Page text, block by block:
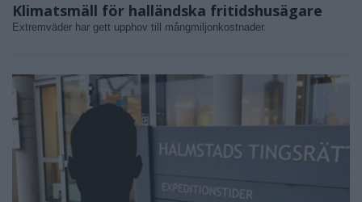
Klimatsmäll för halländska fritidshusägare
Extremväder har gett upphov till mångmiljonkostnader.